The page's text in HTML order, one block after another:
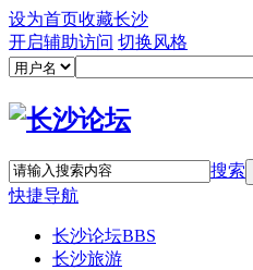
设为首页收藏长沙
开启辅助访问 切换风格
搜索
快捷导航
长沙论坛BBS
长沙旅游